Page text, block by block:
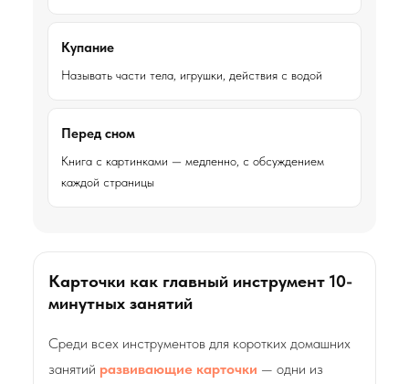
Купание
Называть части тела, игрушки, действия с водой
Перед сном
Книга с картинками — медленно, с обсуждением
каждой страницы
Карточки как главный инструмент 10-
минутных занятий
Среди всех инструментов для коротких домашних
занятий развивающие карточки — одни из